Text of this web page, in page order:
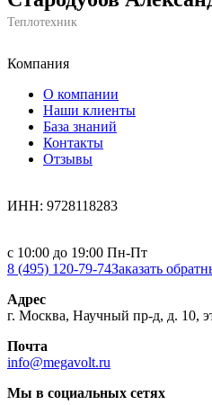
Теплотехник
Компания
О компании
Наши клиенты
База знаний
Контакты
Отзывы
ИНН: 9728118283
с 10:00 до 19:00 Пн-Пт
8 (495) 120-79-74Заказать
Адрес
г. Москва, Научный пр-д, д. 10,
Почта
info@megavolt.ru
Мы в социальных сетях